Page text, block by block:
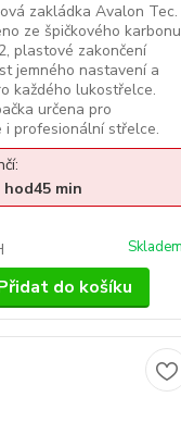
zakládka Avalon Tec.
ze špičkového
plastové zakončení
jemného nastavení a
každého lukostřelce.
určena pro
i profesionální střelce.
Skladem
hod45min
do košíku